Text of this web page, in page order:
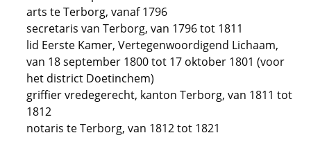
arts te Terborg, vanaf 1796
secretaris van Terborg, van 1796 tot 1811
lid Eerste Kamer, Vertegenwoordigend Lichaam,
van 18 september 1800 tot 17 oktober 1801 (voor
het district Doetinchem)
griffier vredegerecht, kanton Terborg, van 1811 tot
1812
notaris te Terborg, van 1812 tot 1821